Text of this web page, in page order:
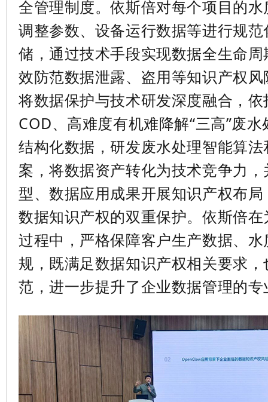
全管理制度。依斯倍对每个项目的
调整参数、设备运行数据等进行规
储，通过技术手段实现数据全生命
效防范数据泄露、盗用等知识产权
将数据保护与技术研发深度融合，
COD、高难度有机难降解“三高”废水
结构化数据，研发废水处理智能算
案，将数据资产转化为技术竞争力
型、数据应用成果开展知识产权布
数据知识产权的双重保护。依斯倍
过程中，严格保障客户生产数据、
规，既满足数据知识产权相关要求
范，进一步提升了企业数据管理的